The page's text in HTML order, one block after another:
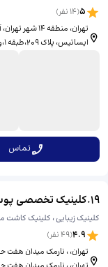
5
(
14 نفر)
تهران، منطقه
ایساتیس، ​پلاک ۲۰۹،طبقه ۱،واحد۵
تماس
19
.کلینیک تخصصی
کلینیک زیبایی ، کلینیک کاشت مو
4.9
(
49نفر)